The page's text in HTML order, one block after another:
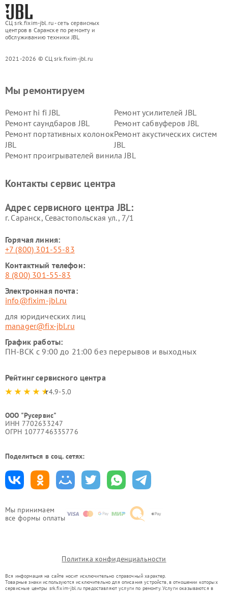
СЦ srk.fixim-jbl.ru - сеть сервисных
центров в Саранске по ремонту и
обслуживанию техники JBL
2021-2026 © СЦ srk.fixim-jbl.ru
Мы принимаем
все формы оплаты
Мы ремонтируем
Ремонт hi fi JBL
Ремонт усилителей JBL
Ремонт саундбаров JBL
Ремонт сабвуферов JBL
Ремонт портативных колонок
JBL
Ремонт акустических систем
JBL
Ремонт проигрывателей винила JBL
Контакты сервис центра
Адрес сервисного центра JBL:
г. Саранск, Севастопольская ул., 7/1
Горячая линия:
+7 (800) 301-55-83
Контактный телефон:
8 (800) 301-55-83
Электронная почта:
info@fixim-jbl.ru
для юридических лиц
manager@fix-jbl.ru
График работы:
ПН-ВСК с 9:00 до 21:00 без перерывов и выходных
Рейтинг сервисного центра
4.9-5.0
ООО "Русервис"
ИНН 7702633247
ОГРН 1077746335776
Поделиться в соц. сетях:
Политика конфиденциальности
Вся информация на сайте носит исключительно справочный характер.
Товарные знаки используются исключительно для описания устройств, в отношении которых
сервисные центры srk.fixim-jbl.ru предоставляют услуги по ремонту. Услуги оказываются в